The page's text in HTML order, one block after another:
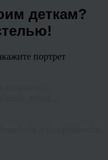
деткам?